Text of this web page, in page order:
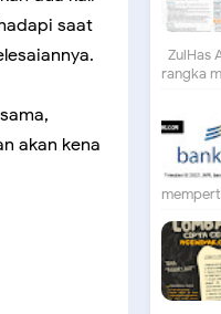
saat
akan kena
ZulHas
rangka